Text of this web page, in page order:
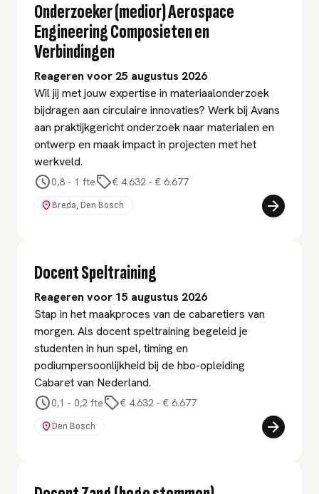
Onderzoeker (medior) Aerospace
Engineering Composieten en
Verbindingen
Reageren voor 25 augustus 2026
Wil jij met jouw expertise in materiaalonderzoek
bijdragen aan circulaire innovaties? Werk bij Avans
aan praktijkgericht onderzoek naar materialen en
ontwerp en maak impact in projecten met het
werkveld.
0,8 - 1 fte € 4.632 - € 6.677
Breda, Den Bosch
Docent Speltraining
Reageren voor 15 augustus 2026
Stap in het maakproces van de cabaretiers van
morgen. Als docent speltraining begeleid je
studenten in hun spel, timing en
podiumpersoonlijkheid bij de hbo-opleiding
Cabaret van Nederland.
0,1 - 0,2 fte € 4.632 - € 6.677
Den Bosch